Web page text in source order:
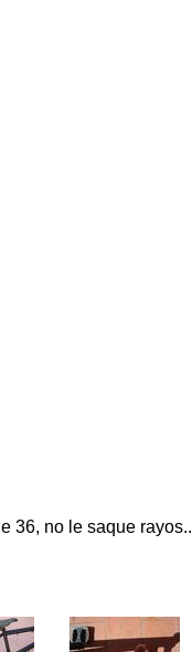
36, no le saque rayos..